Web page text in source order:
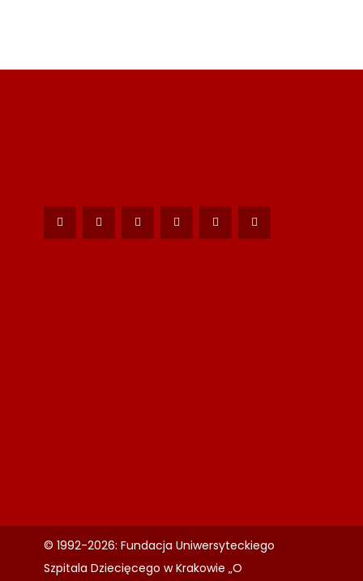
© 1992-2026: Fundacja Uniwersyteckiego
Szpitala Dziecięcego w Krakowie „O